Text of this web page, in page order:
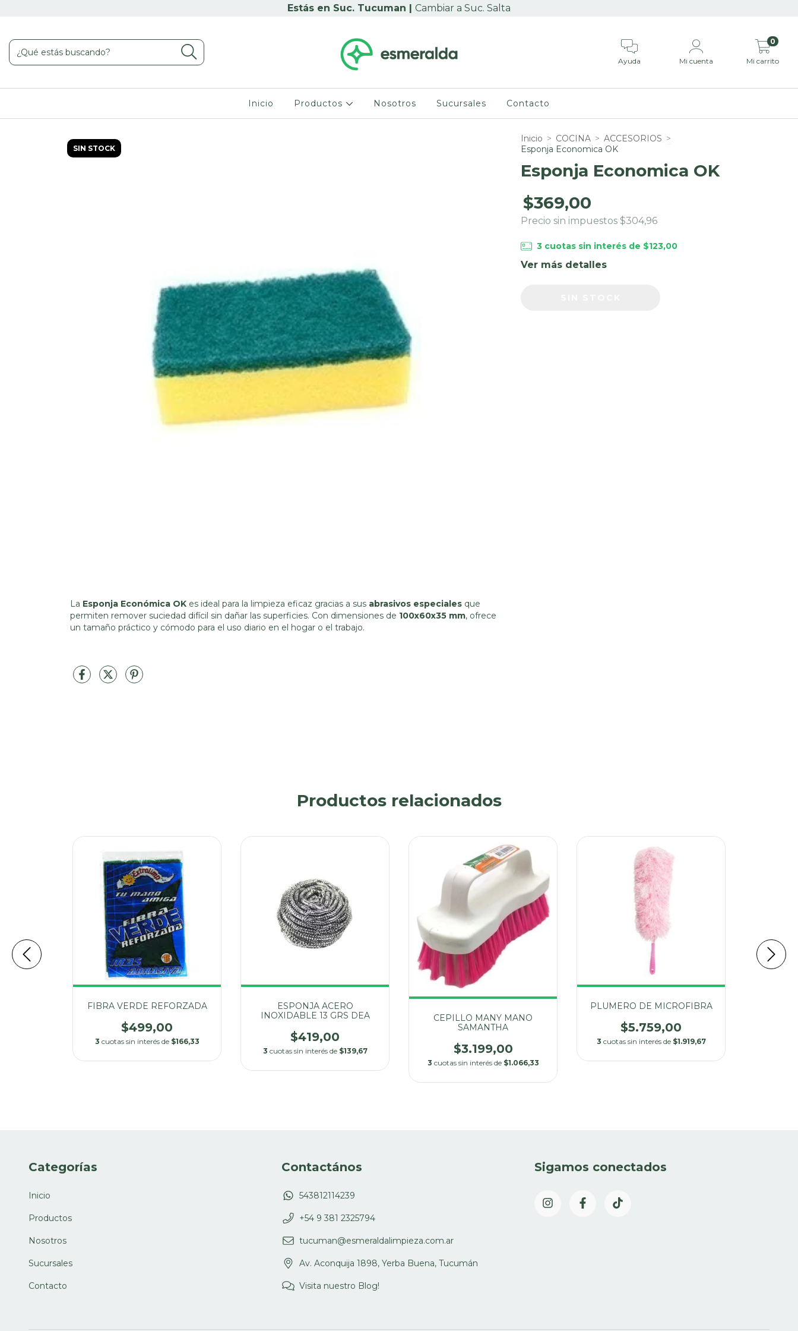
Cambiar a Suc. Salta
Ayuda Mi cuenta Mi carrito
0
Inicio Productos Nosotros Sucursales Contacto
SIN STOCK
La Esponja Económica OK es ideal para la limpieza eficaz gracias a sus abrasivos especiales que
permiten remover suciedad difícil sin dañar las superficies. Con dimensiones de 100x60x35 mm, ofrece
un tamaño práctico y cómodo para el uso diario en el hogar o el trabajo.
Inicio > COCINA > ACCESORIOS >
Esponja Economica OK
Esponja Economica OK
$369,00
Precio sin impuestos $304,96
3 cuotas sin interés de $123,00
Ver más detalles
Productos relacionados
FIBRA VERDE REFORZADA
$499,00
3 cuotas sin interés de $166,33
ESPONJA ACERO
INOXIDABLE 13 GRS DEA
$419,00
3 cuotas sin interés de $139,67
CEPILLO MANY MANO
SAMANTHA
$3.199,00
3 cuotas sin interés de $1.066,33
PLUMERO DE MICROFIBRA
$5.759,00
3 cuotas sin interés de $1.919,67
Categorías
Inicio
Productos
Nosotros
Sucursales
Contacto
Contactános
543812114239
+54 9 381 2325794
tucuman@esmeraldalimpieza.com.ar
Av. Aconquija 1898, Yerba Buena, Tucumán
Visita nuestro Blog!
Sigamos conectados